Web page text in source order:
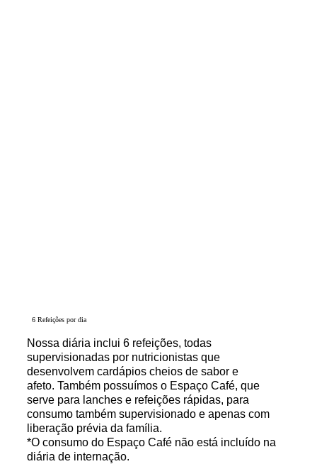
6 Refeições por dia
Nossa diária inclui 6 refeições, todas
supervisionadas por nutricionistas que
desenvolvem cardápios cheios de sabor e
afeto. Também possuímos o Espaço Café, que
serve para lanches e refeições rápidas, para
consumo também supervisionado e apenas com
liberação prévia da família.
*O consumo do Espaço Café não está incluído na
diária de internação.